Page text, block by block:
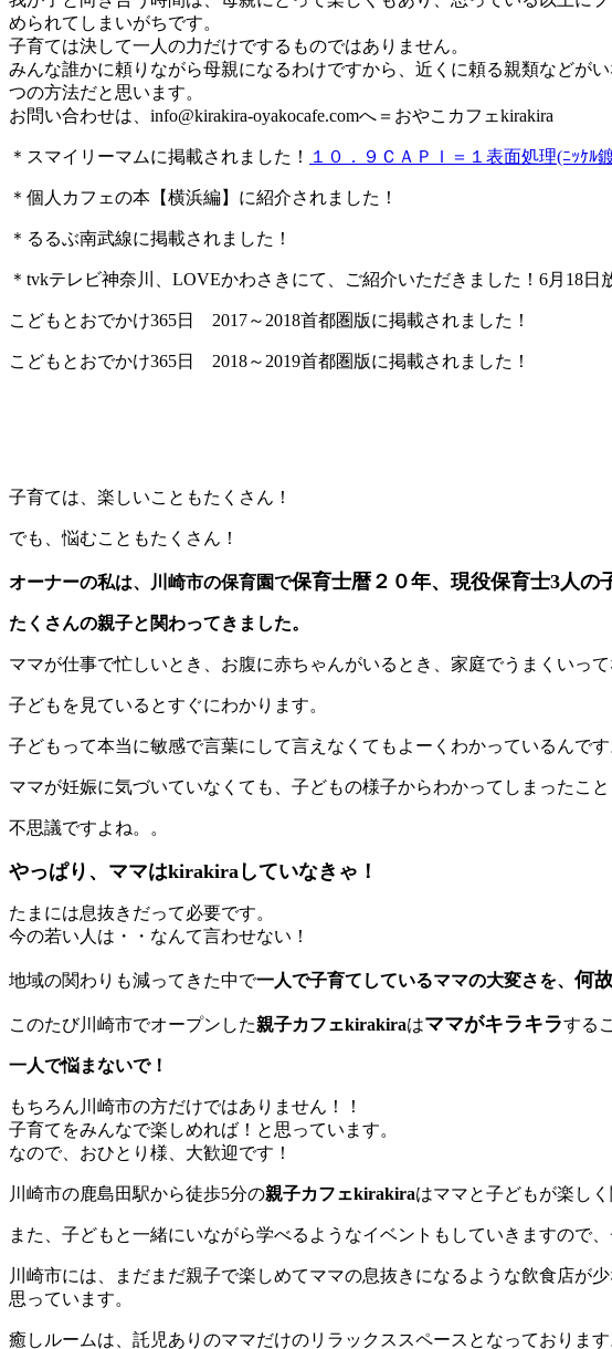
められてしまいがちです。
子育ては決して一人の力だけでするものではありません。
みんな誰かに頼りながら母親になるわけですから、近くに頼る親類などが
つの方法だと思います。
お問い合わせは、 info@kirakira-oyakocafe.comへ＝おやこカフェkirakira
＊スマイリーマムに掲載されました！ １０．９ＣＡＰＩ＝１表面処理(ﾆｯｹ
＊個人カフェの本【横浜編】に紹介されました！
＊るるぶ南武線に掲載されました！
＊tvkテレビ神奈川、LOVEかわさきにて、ご紹介いただきました！6月18日
こどもとおでかけ365日 2017～2018首都圏版に掲載されました！
こどもとおでかけ365日 2018～2019首都圏版に掲載されました！
子育ては、楽しいこともたくさん！
でも、悩むこともたくさん！
オーナーの私は、川崎市の保育園で保育士暦２０年、現役保育士3人の
たくさんの親子と関わってきました。
ママが仕事で忙しいとき、お腹に赤ちゃんがいるとき、家庭でうまくいって
子どもを見ているとすぐにわかります。
子どもって本当に敏感で言葉にして言えなくてもよーくわかっているんです
ママが妊娠に気づいていなくても、子どもの様子からわかってしまったこと
不思議ですよね。。
やっぱり、ママはkirakiraしていなきゃ！
たまには息抜きだって必要です。
今の若い人は・・なんて言わせない！
地域の関わりも減ってきた中で一人で子育てしているママの大変さを、 何
このたび川崎市でオープンした親子カフェkirakiraはママがキラキラする
一人で悩まないで！
もちろん川崎市の方だけではありません！！
子育てをみんなで楽しめれば！と思っています。
なので、おひとり様、大歓迎です！
川崎市の鹿島田駅から徒歩5分の親子カフェkirakiraはママと子どもが楽し
また、子どもと一緒にいながら学べるようなイベントもしていきますので
川崎市には、まだまだ親子で楽しめてママの息抜きになるような飲食店が少
思っています。
癒しルームは、託児ありのママだけのリラックススペースとなっております